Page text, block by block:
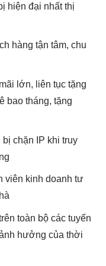
hiện đại nhất thị
hàng tận tâm, chu
lớn, liên tục tặng
bao tháng, tặng
bị chặn IP khi truy
viên kinh doanh tư
toàn bộ các tuyến
hưởng của thời